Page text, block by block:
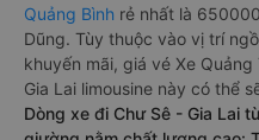
Quảng Bình rẻ nhất là
Dũng. Tùy thuộc vào vị trí
khuyến mãi, giá vé Xe
Gia Lai limousine này có thể
Dòng xe đi Chư Sê - Gia Lai